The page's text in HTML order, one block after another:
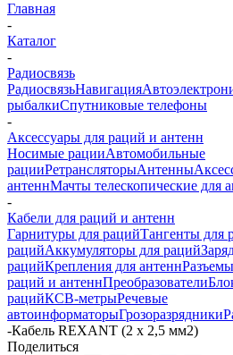
Главная
-
Каталог
-
Радиосвязь
РадиосвязьНавигация
рыбалкиСпутниковые телефоны
-
Аксессуары для раций и антенн
Носимые рацииАвтомобильные
рацииРетрансляторыАнтенны
антеннМачты телескопические для
-
Кабели для раций и антенн
Гарнитуры для рацийТангенты для
рацийАккумуляторы для раций
рацийКрепления для антеннРазъемы
раций и антеннПреобразователи
рацийКСВ-метрыРечевые
автоинформаторыГрозоразрядники
-Кабель REXANT (2 х 2,5 мм2)
Поделиться